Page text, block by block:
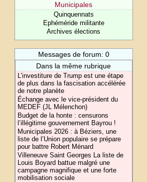
Municipales
Quinquennats
Ephéméride militante
Archives élections
Messages de forum: 0
Dans la même rubrique
L’investiture de Trump est une étape
de plus dans la fascisation accélérée
de notre planète
Échange avec le vice-président du
MEDEF (JL Mélenchon)
Budget de la honte : censurons
l’illégitime gouvernement Bayrou !
Municipales 2026 : à Béziers, une
liste de l’Union populaire se prépare
pour battre Robert Ménard
Villeneuve Saint Georges La liste de
Louis Boyard battue malgré une
campagne magnifique et une forte
mobilisation sociale